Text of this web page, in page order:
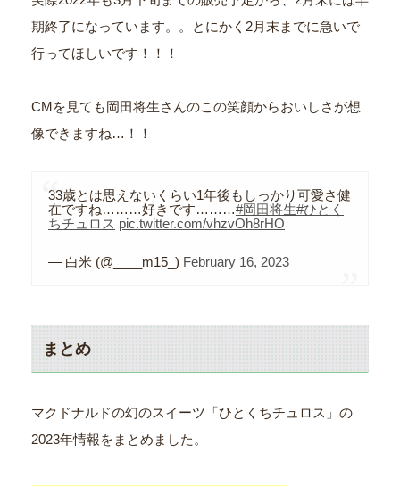
期終了になっています。。とにかく2月末までに急いで
行ってほしいです！！！
CMを見ても岡田将生さんのこの笑顔からおいしさが想
像できますね…！！
33歳とは思えないくらい1年後もしっかり可愛さ健
在ですね………好きです………#岡田将生#ひとく
ちチュロス pic.twitter.com/vhzvOh8rHO
— 白米 (@____m15_) February 16, 2023
まとめ
マクドナルドの幻のスイーツ「ひとくちチュロス」の
2023年情報をまとめました。